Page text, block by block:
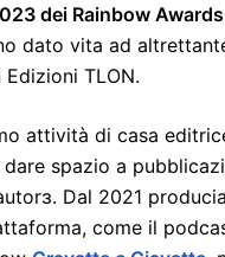
dei Rainbow Awards
dato vita ad
TLON.
attività di casa
spazio a
Dal 2021
come il